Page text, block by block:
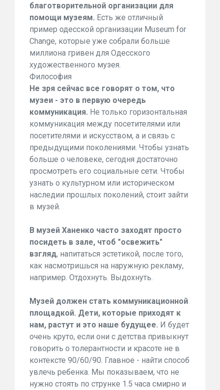
благотворительной организации для
помощи музеям. Есть же отличный
пример одесской организации Museum for
Change, которые уже собрали больше
миллиона гривен для Одесского
художественного музея.
Философия
Не зря сейчас все говорят о том, что
музеи - это в первую очередь
коммуникация. Не только горизонтальная
коммуникация между посетителями или
посетителями и искусством, а и связь с
предыдущими поколениями. Чтобы узнать
больше о человеке, сегодня достаточно
просмотреть его социальные сети. Чтобы
узнать о культурном или историческом
наследии прошлых поколений, стоит зайти
в музей.
В музей Ханенко часто заходят просто
посидеть в зале, чтоб "освежить"
взгляд, напитаться эстетикой, после того,
как насмотришься на наружную рекламу,
например. Отдохнуть. Выдохнуть.
Музей должен стать коммуникационной
площадкой. Дети, которые приходят к
нам, растут и это наше будущее. И будет
очень круто, если они с детства привыкнут
говорить о толерантности и красоте не в
контексте 90/60/90. Главное - найти способ
увлечь ребенка. Мы показываем, что не
нужно стоять по струнке 1.5 часа смирно и